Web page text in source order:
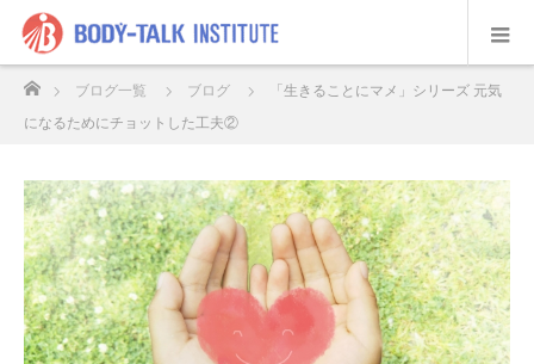
ブログ一覧 ブログ
「生きることにマメ」シリーズ 元気
になるためにチョットした工夫②